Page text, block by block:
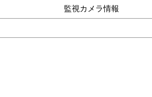
監視カメラ情報